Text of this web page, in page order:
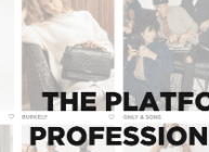
Email address